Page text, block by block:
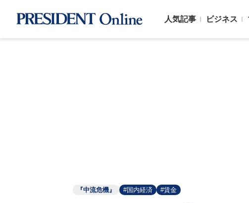
人気記事 ビジネス
『中流危機』 #国内経済 #賃金